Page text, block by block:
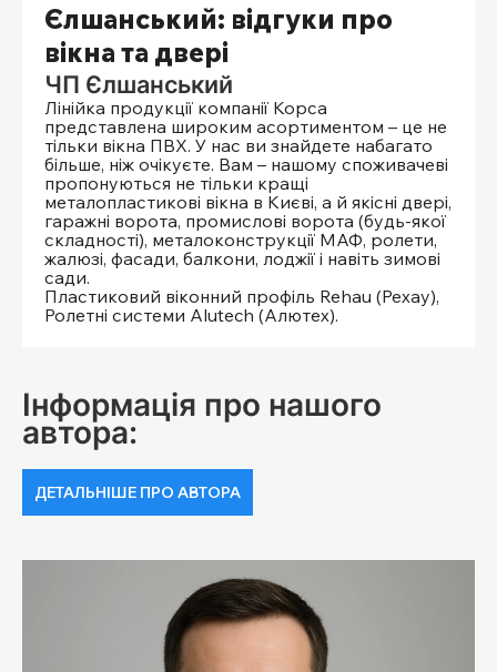
Єлшанський: відгуки про
вікна та двері
ЧП Єлшанський
Лінійка продукції компанії Корса
представлена ​​широким асортиментом – це не
тільки вікна ПВХ. У нас ви знайдете набагато
більше, ніж очікуєте. Вам – нашому споживачеві
пропонуються не тільки кращі
металопластикові вікна в Києві, а й якісні двері,
гаражні ворота, промислові ворота (будь-якої
складності), металоконструкції МАФ, ролети,
жалюзі, фасади, балкони, лоджії і навіть зимові
сади.
Пластиковий віконний профіль Rehau (Рехау),
Ролетні системи Alutech (Алютех).
Інформація про нашого
автора:
ДЕТАЛЬНІШЕ ПРО АВТОРА